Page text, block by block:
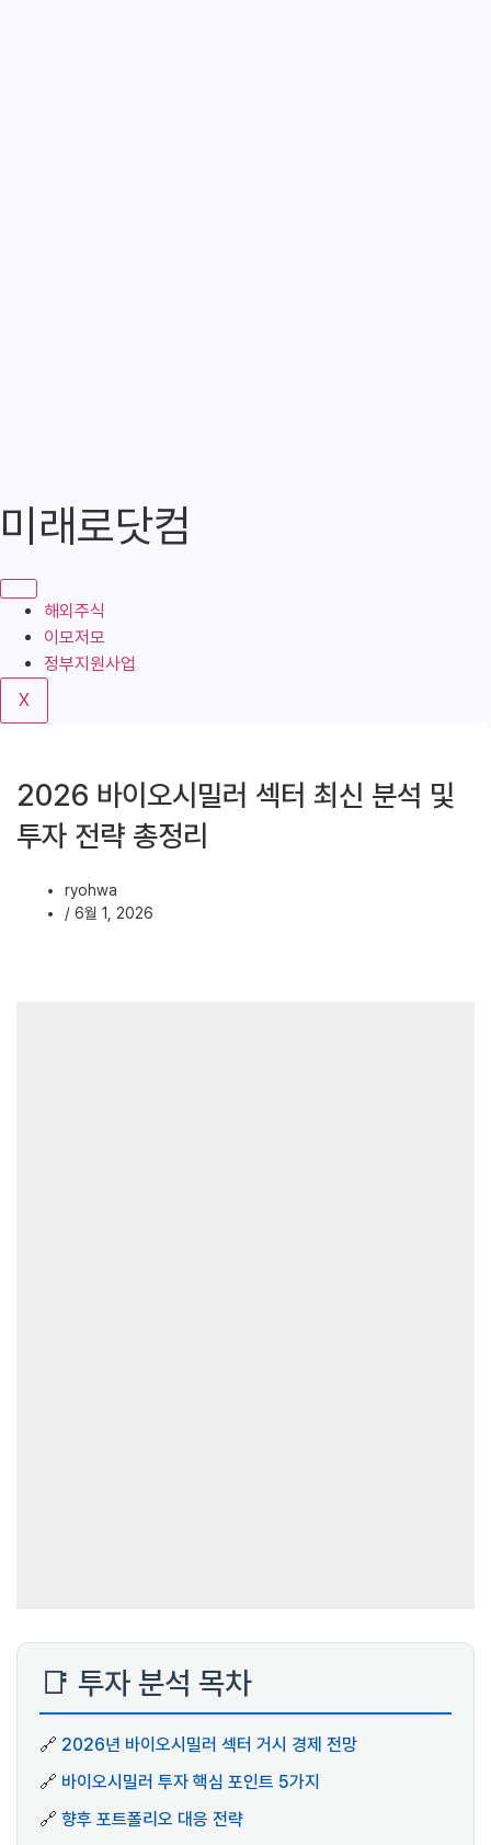
텐
로
기
미래로닷컴
해외주식
이모저모
정부지원사업
X
2026 바이오시밀러 섹터 최신 분석 및
투자 전략 총정리
ryohwa
/ 6월 1, 2026
📑 투자 분석 목차
🔗 2026년 바이오시밀러 섹터 거시 경제 전망
🔗 바이오시밀러 투자 핵심 포인트 5가지
🔗 향후 포트폴리오 대응 전략